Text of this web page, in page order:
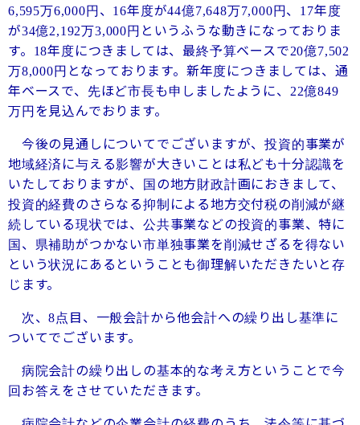
6,595万6,000円、 16年度が44億7,648万7,000円、 17年度
が34億2,192万3,000円というふうな動きになっておりま
す。
18年度につきましては、最終予算ベースで20億7,502
万8,000円となっております。新年度につきましては、通
年ベースで、先ほど市長も申しましたように、
22億849
万円を見込んでおります。
今後の見通しについてでございますが、投資的事業が
地域経済に与える影響が大きいことは私ども十分認識を
いたしておりますが、国の地方財政計画におきまして、
投資的経費のさらなる抑制による地方交付税の削減が継
続している現状では、公共事業などの投資的事業、特に
国、県補助がつかない市単独事業を削減せざるを得ない
という状況にあるということも御理解いただきたいと存
じます。
次、8点目、一般会計から他会計への繰り出し基準に
ついてでございます。
病院会計の繰り出しの基本的な考え方ということで今
回お答えをさせていただきます。